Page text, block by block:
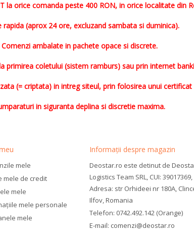
la orice comanda peste 400 RON, in orice localitate din
rapida (aprox 24 ore, excluzand sambata si duminica).
Comenzi ambalate in pachete opace si discrete.
primirea coletului (sistem ramburs) sau prin internet
(= criptata) in intreg siteul, prin folosirea unui certificat
in siguranta deplina si discretie maxima.
mele
mele de credit
mele
mele personale
mele
Informații despre magazin
Deostar.ro este detinut de
Logistics Team SRL, CUI: 39017369,
Adresa: str Orhideei nr 180A,
Ilfov, Romania
Telefon: 0742.492.142 (Orange)
E-mail: comenzi@deostar.ro